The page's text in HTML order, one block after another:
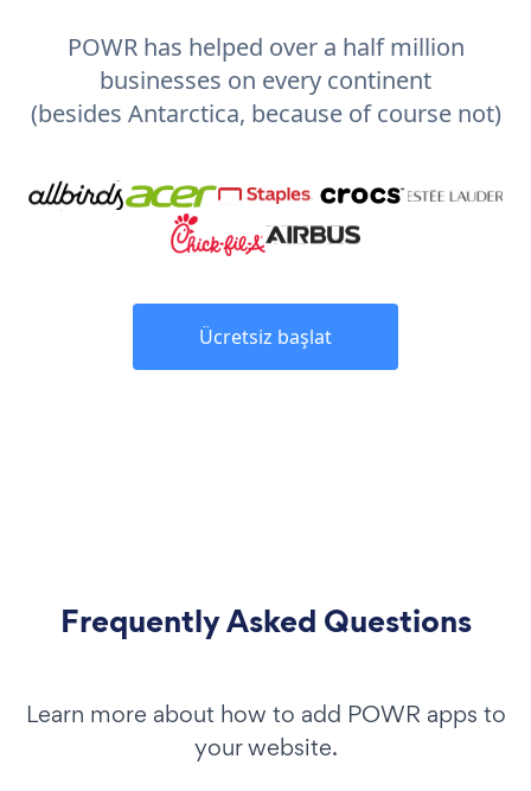
POWR has helped over a half million
businesses on every continent
(besides Antarctica, because of course not)
Ücretsiz başlat
Frequently Asked Questions
Learn more about how to add POWR apps to
your website.